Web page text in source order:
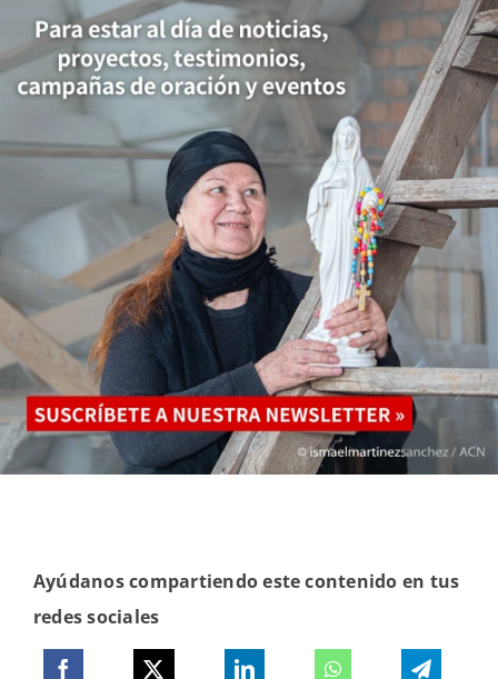
Ayúdanos compartiendo este contenido en tus
redes sociales